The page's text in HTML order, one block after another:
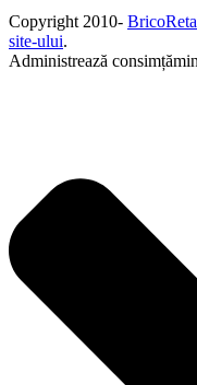
Copyright 2010-
site-ului.
Administrează